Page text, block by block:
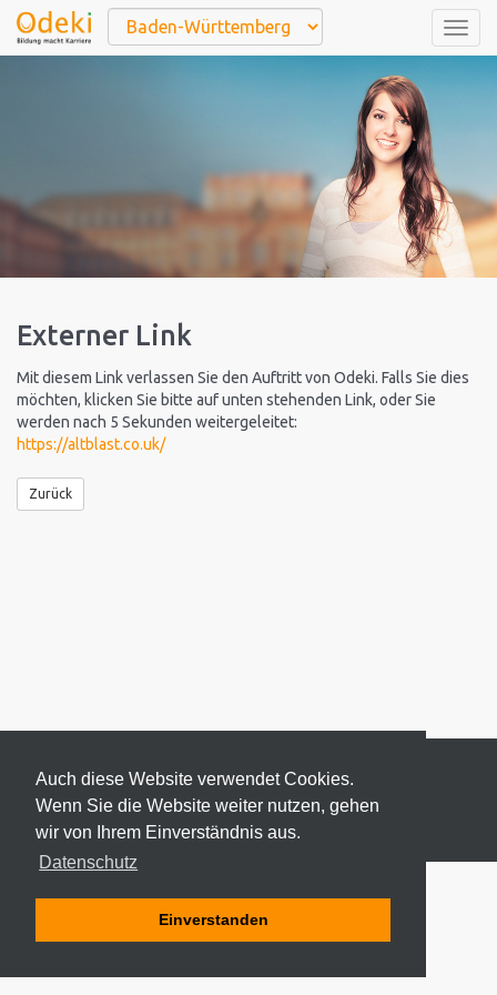
Auch diese Website verwendet Cookies.
Wenn Sie die Website weiter nutzen, gehen
wir von Ihrem Einverständnis aus.
Datenschutz
Einverstanden
Externer Link
Mit diesem Link verlassen Sie den Auftritt von Odeki. Falls Sie dies
möchten, klicken Sie bitte auf unten stehenden Link, oder Sie
werden nach 5 Sekunden weitergeleitet:
https://altblast.co.uk/
Zurück
© 2026 ODEKI - ALLE RECHTE VORBEHALTEN